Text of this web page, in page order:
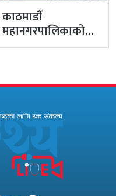
काठमाडौं
महानगरपालिकाको
प्रमुख प्रशासकीय
अख्तियारबाट ‘आउट’